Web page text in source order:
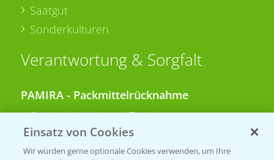
Saatgut
Sonderkulturen
Verantwortung & Sorgfalt
PAMIRA - Packmittelrücknahme
Sammelstellen und Termine
PRE - Chemikalien sicher entsorgen
Einsatz von Cookies
Wir würden gerne optionale Cookies verwenden, um Ihre